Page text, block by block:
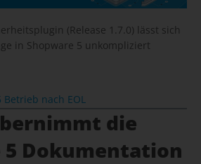
(Release 1.7.0) lässt sich
in Shopware 5 unkompliziert
nach EOL
die
5 Dokumentation